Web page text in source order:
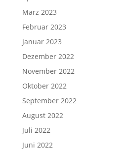
März 2023
Februar 2023
Januar 2023
Dezember 2022
November 2022
Oktober 2022
September 2022
August 2022
Juli 2022
Juni 2022